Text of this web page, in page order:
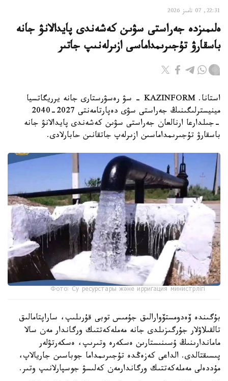
22:31, 07 تامىز 2026
ەلىمىزدە جەراستى سۋىن كەشەندى پايدالانۋ جانە
باسقارۋ تۇجىرىمداماسى ازىرلەنىپ جاتىر
استانا. KAZINFORM - سۋ رەسۋرستارى جانە يرريگاتسيا
مينيسترلىگىنىڭ جەراستى سۋى دەپارتامەنتى 2027-2040
-جىلدارعا ارنالعان جەراستى سۋىن كەشەندى پايدالانۋ جانە
باسقارۋ تۇجىرىمداماسىن ازىرلەپ جاتقانىن حابارلادى.
Фото: Су ресурстары және ирригация министрлігі
بۇگىندە ۆەدومستۆوارالىق جۇمىس توبى قۇرىلىپ، ساراپتامالىق
تالقىلاۋلار جۇرگىزىلدى جانە مەملەكەتتىك ورگاندار مەن سالا
ماماندارىنىڭ ۇسىنىستارىن ەسكەرە وتىرىپ، ەسكەرتۋلەر
پىسىقتالدى. الداعى كەزەڭدە تۇجىرىمداما جوباسىن جاريالاپ،
مۇددەلى مەملەكەتتىك ورگاندارمەن كەلىسۋ جوسپارلانىپ وتىر.